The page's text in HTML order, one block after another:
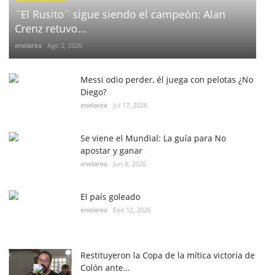
¨El Rusito¨ sigue siendo el campeón: Alan
Crenz retuvo...
enelarea Ago 2, 2026
Messi odio perder, él juega con pelotas ¿No
Diego?
enelarea Jul 17, 2026
Se viene el Mundial: La guía para No
apostar y ganar
enelarea Jun 8, 2026
El país goleado
enelarea Ene 12, 2026
Restituyeron la Copa de la mítica victoria de
Colón ante...